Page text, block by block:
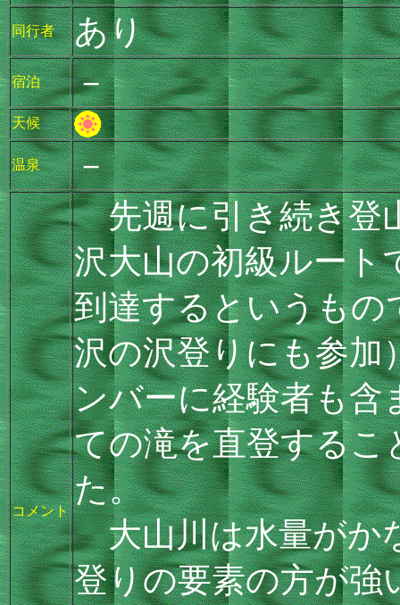
同行者 あり
宿泊 －
天候
温泉 －
コメント
先週に引き続き登
沢大山の初級ルート
到達するというもの
沢の沢登りにも参加
ンバーに経験者も含
ての滝を直登する
た。
大山川は水量がか
登りの要素の方が強